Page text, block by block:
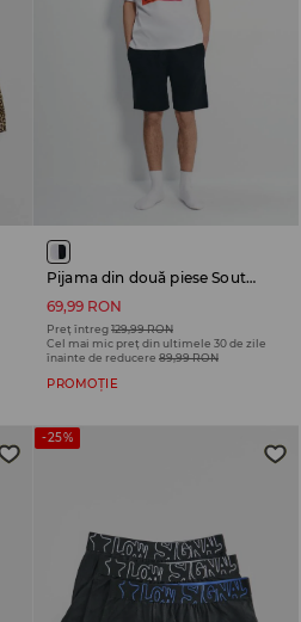
Pijama din două piese South Park
69,99 RON
Preț întreg129,99 RON
Cel mai mic preț din ultimele 30 de zile
înainte de reducere 89,99 RON
PROMOȚIE
-25%